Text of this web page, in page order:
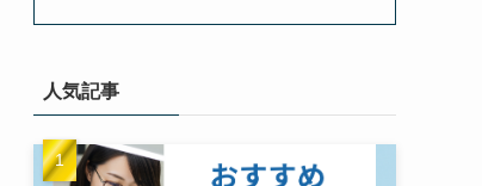
人気記事